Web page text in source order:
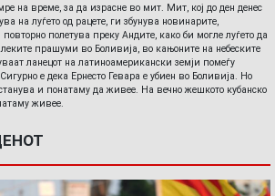
на време, за да израсне во мит. Мит, кој до ден денес
на луѓето од рацете, ги збунува новинарите,
полетува преку Андите, како би могле луѓето да
прашуми во Боливија, во кањоните на небеските
ланецот на латиноамерикански земји помеѓу
е дека Ернесто Гевара е убиен во Боливија. Но
и понатаму да живее. На вечно жешкото кубанско
живее.